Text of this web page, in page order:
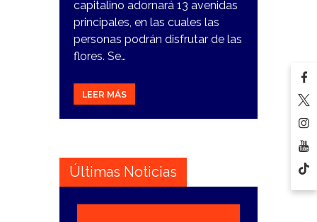
capitalino adornará 13 avenidas
principales, en las cuales las
personas podrán disfrutar de las
flores. Se…
LEER MÁS
Últimas Noticias